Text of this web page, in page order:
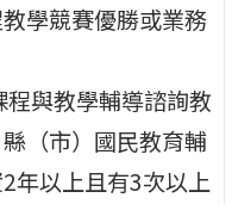
學競賽優勝或業務
與教學輔導諮詢教
（市）國民教育輔
年以上且有3次以上